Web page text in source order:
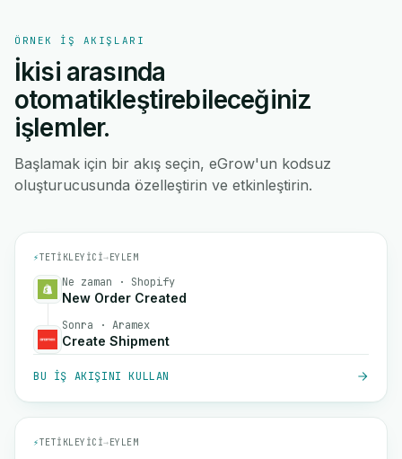
ÖRNEK IŞ AKIŞLARI
İkisi arasında
otomatikleştirebileceğiniz
işlemler.
Başlamak için bir akış seçin, eGrow'un kodsuz
oluşturucusunda özelleştirin ve etkinleştirin.
⚡TETIKLEYICI→EYLEM
Ne zaman · Shopify
New Order Created
Sonra · Aramex
Create Shipment
BU IŞ AKIŞINI KULLAN
⚡TETIKLEYICI→EYLEM